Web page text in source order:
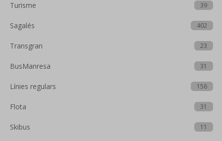
Turisme 39
Sagalés 402
Transgran 23
BusManresa 31
Línies regulars 156
Flota 31
Skibus 11